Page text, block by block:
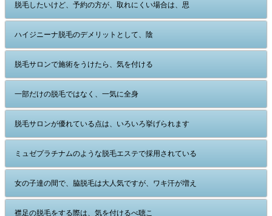
脱毛したいけど、予約の方が、取れにくい場合は、思
ハイジニーナ脱毛のデメリットとして、陰
脱毛サロンで施術をうけたら、気を付ける
一部だけの脱毛ではなく、一気に全身
脱毛サロンが優れている点は、いろいろ挙げられます
ミュゼプラチナムのような脱毛エステで採用されている
女の子達の間で、脇脱毛は大人気ですが、ワキ汗が増え
襟足の脱毛をする際は、気を付けるべ聴こ